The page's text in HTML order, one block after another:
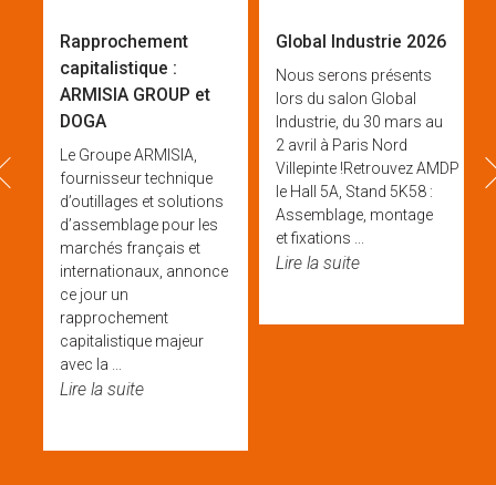
Rapprochement
capitalistique :
ARMISIA GROUP et
DOGA
Le Groupe ARMISIA,
fournisseur technique
d’outillages et solutions
d’assemblage pour les
marchés français et
internationaux, annonce
ce jour un
rapprochement
capitalistique majeur
avec la ...
Lire la suite
Global Industrie 2026
Nous serons présents
lors du salon Global
Industrie, du 30 mars au
2 avril à Paris Nord
Villepinte !Retrouvez AMDP &
le Hall 5A, Stand 5K58 :
Assemblage, montage
et fixations ...
Lire la suite
prev